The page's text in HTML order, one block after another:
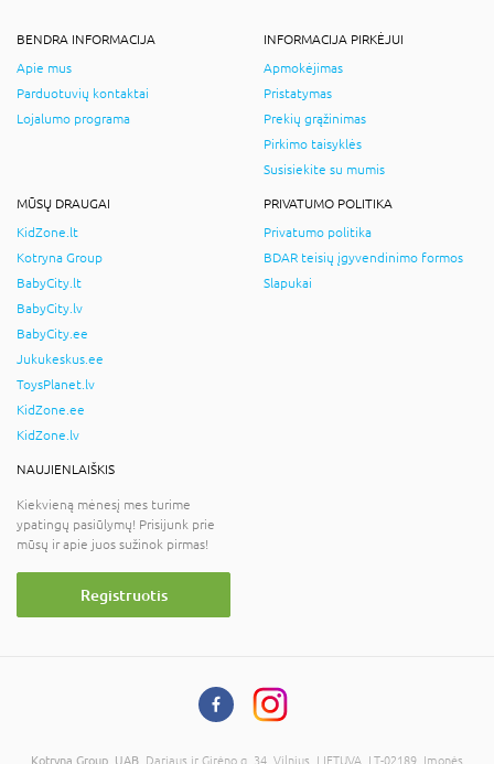
BENDRA INFORMACIJA
Apie mus
Parduotuvių kontaktai
Lojalumo programa
INFORMACIJA PIRKĖJUI
Apmokėjimas
Pristatymas
Prekių grąžinimas
Pirkimo taisyklės
Susisiekite su mumis
MŪSŲ DRAUGAI
KidZone.lt
Kotryna Group
BabyCity.lt
BabyCity.lv
BabyCity.ee
Jukukeskus.ee
ToysPlanet.lv
KidZone.ee
KidZone.lv
PRIVATUMO POLITIKA
Privatumo politika
BDAR teisių įgyvendinimo formos
Slapukai
NAUJIENLAIŠKIS
Kiekvieną mėnesį mes turime
ypatingų pasiūlymų! Prisijunk prie
mūsų ir apie juos sužinok pirmas!
Registruotis
Kotryna Group, UAB , Dariaus ir Girėno g. 34, Vilnius, LIETUVA, LT-02189, Įmonės